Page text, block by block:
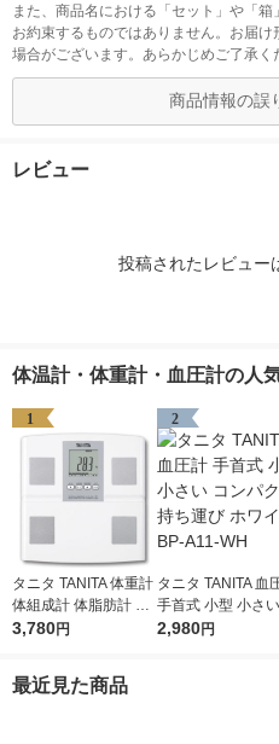
また、商品名における「セット」や「
お約束するものではありません。お届
場合がございます。あらかじめご了承く
商品情報の誤
レビュー
投稿されたレビュー
体温計・体重計・血圧計の人
1
タニタ TANITA 体重計
体組成計 体脂肪計 日
本製 自動認識 乗るだ
3,780円
2
タニタ TANITA 血
手首式 小型 小さ
ンパクト 持ち運び
2,980円
最近見た商品